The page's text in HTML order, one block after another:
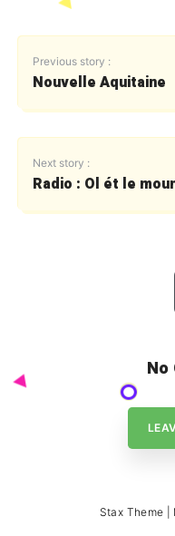
Previous story :
Nouvelle Aquitaine
Next story :
Radio : Ol ét le
No
Stax Theme